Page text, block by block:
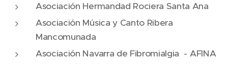
Asociación Hermandad Rociera Santa Ana
Asociación Música y Canto Ribera
Mancomunada
Asociación Navarra de Fibromialgia - AFINA